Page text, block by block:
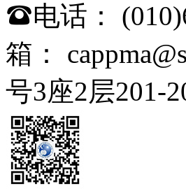
电话：
箱：
号3座2层201-